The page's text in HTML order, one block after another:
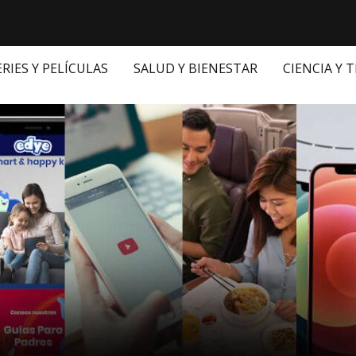
Y PELÍCULAS SALUD Y BIENESTAR CIENCIA Y